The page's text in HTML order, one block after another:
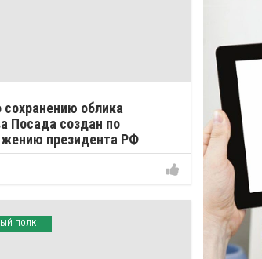
облика
Посада создан по
президента РФ
ПОЛК